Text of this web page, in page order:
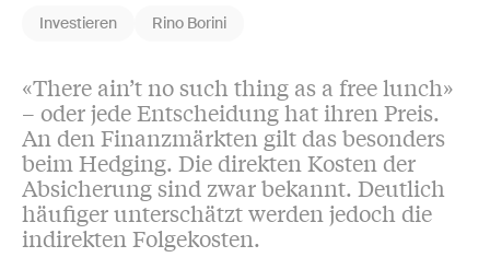
Investieren Rino Borini
«There ain’t no such thing as a free lunch»
– oder jede Entscheidung hat ihren Preis.
An den Finanzmärkten gilt das besonders
beim Hedging. Die direkten Kosten der
Absicherung sind zwar bekannt. Deutlich
häufiger unterschätzt werden jedoch die
indirekten Folgekosten.